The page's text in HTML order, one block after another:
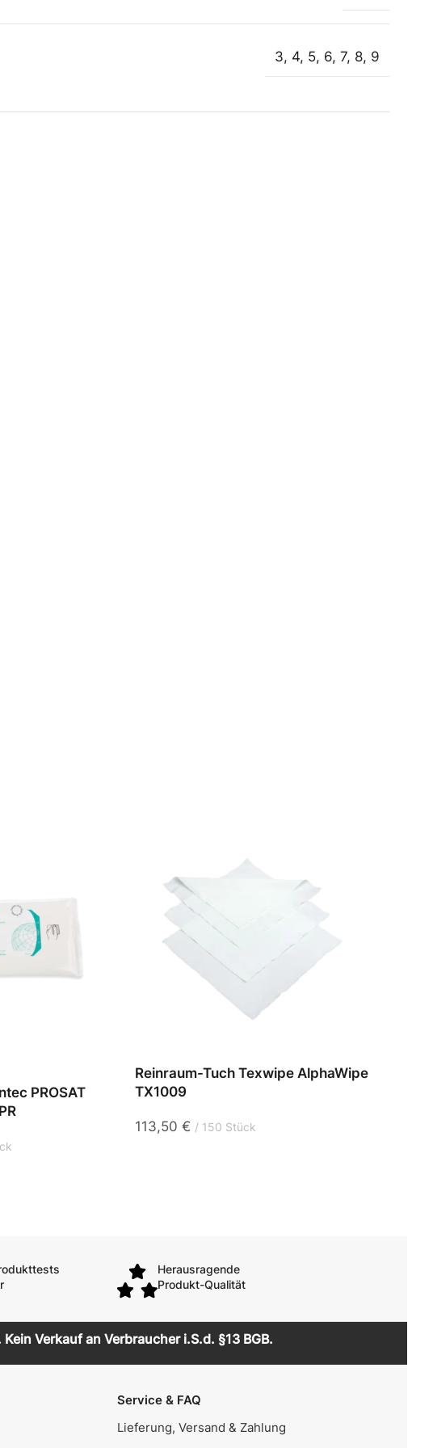
3, 4, 5, 6, 7, 8, 9
PROSAT
Reinraum-Tuch Texwipe AlphaWipe
TX1009
113,50 € 150 Stück
Herausragende
Produkt-Qualität
Verkauf an Verbraucher i.S.d. §13 BGB.
Service & FAQ
Lieferung, Versand & Zahlung